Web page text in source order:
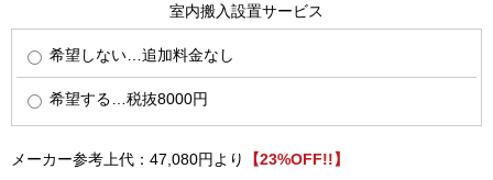
室内搬入設置サービス
希望しない…追加料金なし
希望する…税抜8000円
メーカー参考上代：47,080円より
【23%OFF!!】